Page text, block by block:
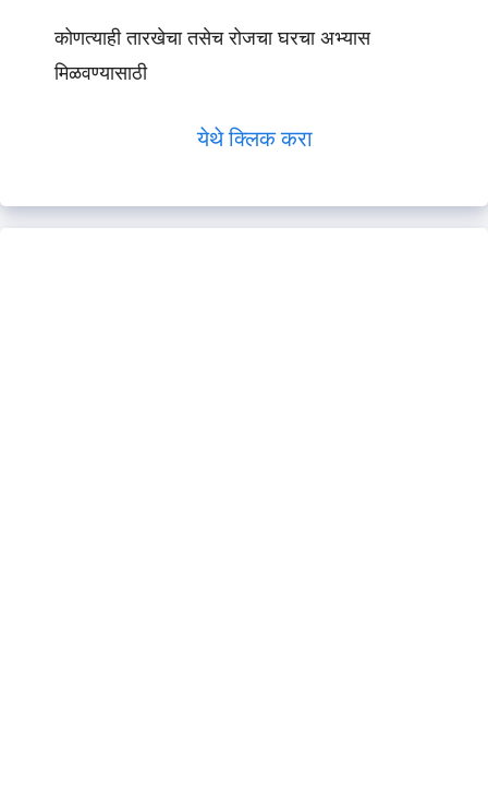
कोणत्याही तारखेचा तसेच रोजचा घरचा अभ्यास
मिळवण्यासाठी
येथे क्लिक करा